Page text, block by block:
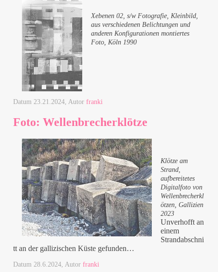
Xebenen 02, s/w Fotografie, Kleinbild,
aus verschiedenen Belichtungen und
anderen Konfigurationen montiertes
Foto, Köln 1990
Datum 23.21.2024 , Autorfranki
Foto: Wellenbrecherklötze
Klötze am
Strand,
aufbereitetes
Digitalfoto von
Wellenbrecherkl
ötzen, Gallizien
2023
Unverhofft an
einem
Strandabschni
tt an der gallizischen Küste gefunden…
Datum 28.6.2024 , Autorfranki